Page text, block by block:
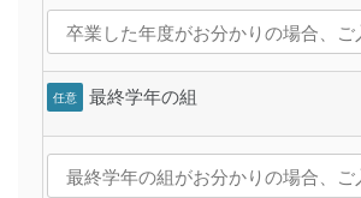
任意 最終学年の組